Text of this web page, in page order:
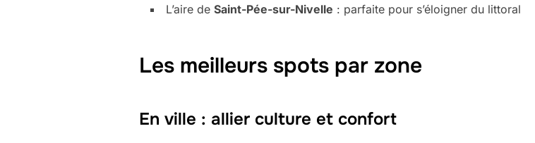
L’aire de Saint-Pée-sur-Nivelle : parfaite pour s’éloigner du littoral
Les meilleurs spots par zone
En ville : allier culture et confort